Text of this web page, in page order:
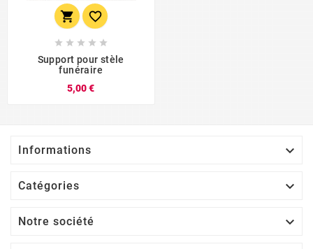
 
    
Support pour stèle
funéraire
5,00 €
Informations 
Catégories 
Notre société 